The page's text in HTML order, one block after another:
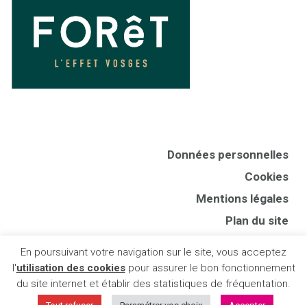
Données personnelles
Cookies
Mentions légales
Plan du site
Presse
Publigo 2018-2024
En poursuivant votre navigation sur le site, vous acceptez
l'utilisation des cookiespour assurer le bon fonctionnement
du site internet et établir des statistiques de fréquentation.